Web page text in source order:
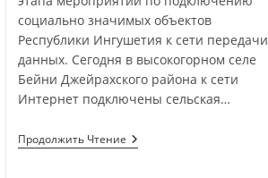
социально значимых объектов
Республики Ингушетия к сети передачи
данных. Сегодня в высокогорном селе
Бейни Джейрахского района к сети
Интернет подключены сельская…
Продолжить Чтение